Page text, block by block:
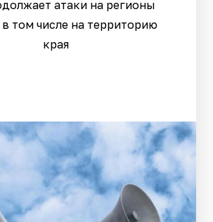
атаки на регионы
том числе на территорию
края